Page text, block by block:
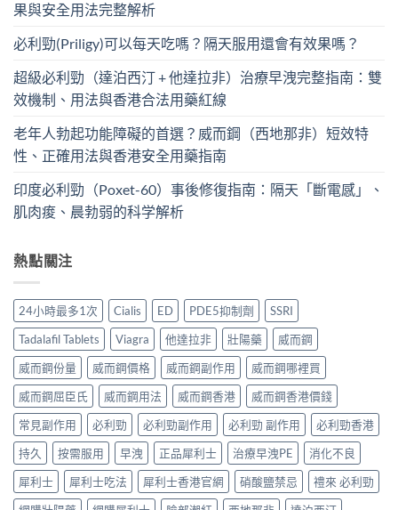
果與安全用法完整解析
必利勁(Priligy)可以每天吃嗎？隔天服用還會有效果嗎？
超級必利勁（達泊西汀 + 他達拉非）治療早洩完整指南：雙
效機制、用法與香港合法用藥紅線
老年人勃起功能障礙的首選？威而鋼（西地那非）短效特
性、正確用法與香港安全用藥指南
印度必利勁（Poxet-60）事後修復指南：隔天「斷電感」、
肌肉痠、晨勃弱的科学解析
熱點關注
24小時最多1次 Cialis ED PDE5抑制劑
SSRI
Tadalafil Tablets
Viagra 他達拉非 壯陽藥
威而鋼
威而鋼份量
威而鋼價格 威而鋼副作用
威而鋼哪裡買
威而鋼屈臣氏
威而鋼用法 威而鋼香港
威而鋼香港價錢
常見副作用
必利勁 必利勁副作用 必利勁 副作用
必利勁香港
持久
按需服用 早洩 正品犀利士 治療早洩PE
消化不良
犀利士
犀利士吃法 犀利士香港官網 硝酸鹽禁忌
禮來 必利勁